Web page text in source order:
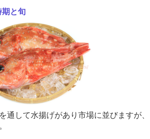
と旬
して水揚げがあり市場に並びますが、